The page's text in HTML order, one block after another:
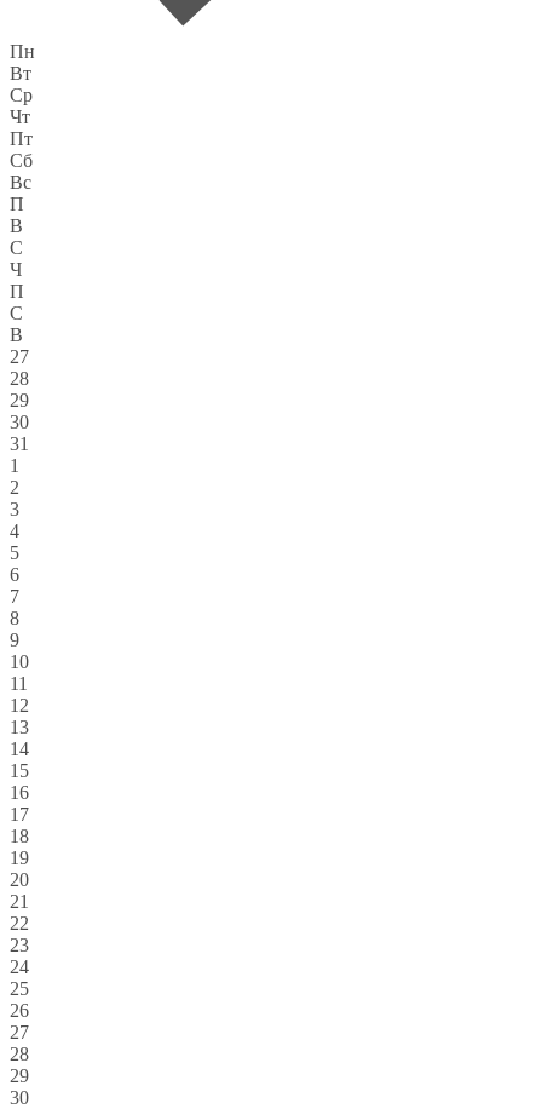
Пн
Вт
Ср
Чт
Пт
Сб
Вс
П
В
С
Ч
П
С
В
27
28
29
30
31
1
2
3
4
5
6
7
8
9
10
11
12
13
14
15
16
17
18
19
20
21
22
23
24
25
26
27
28
29
30